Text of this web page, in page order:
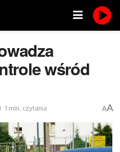
wśród
1 min. czytania AA